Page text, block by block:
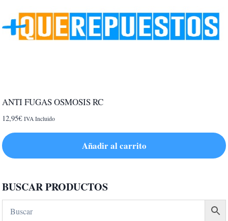
ANTI FUGAS OSMOSIS RC
12,95€ IVA Incluido
Añadir al carrito
BUSCAR PRODUCTOS